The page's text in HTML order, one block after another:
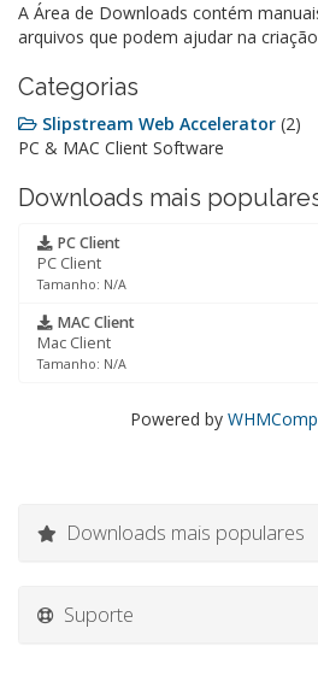
A Área de Downloads contém
arquivos que podem ajudar na
Categorias
Slipstream Web Accelerator (2)
PC & MAC Client Software
Downloads mais
PC Client
PC Client
Tamanho: N/A
MAC Client
Mac Client
Tamanho: N/A
Powered by
Downloads mais populares
Suporte